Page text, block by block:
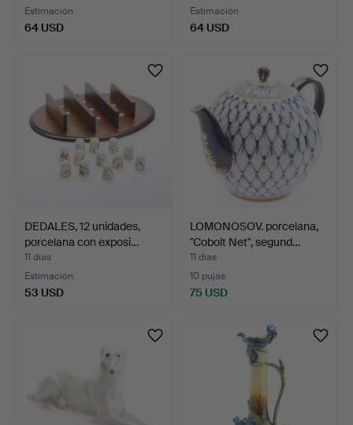
Estimación
64 USD
Estimación
64 USD
DEDALES, 12 unidades,
porcelana con exposi…
11 días
Estimación
53 USD
LOMONOSOV. porcelana,
"Cobolt Net", segund…
11 días
10 pujas
75 USD